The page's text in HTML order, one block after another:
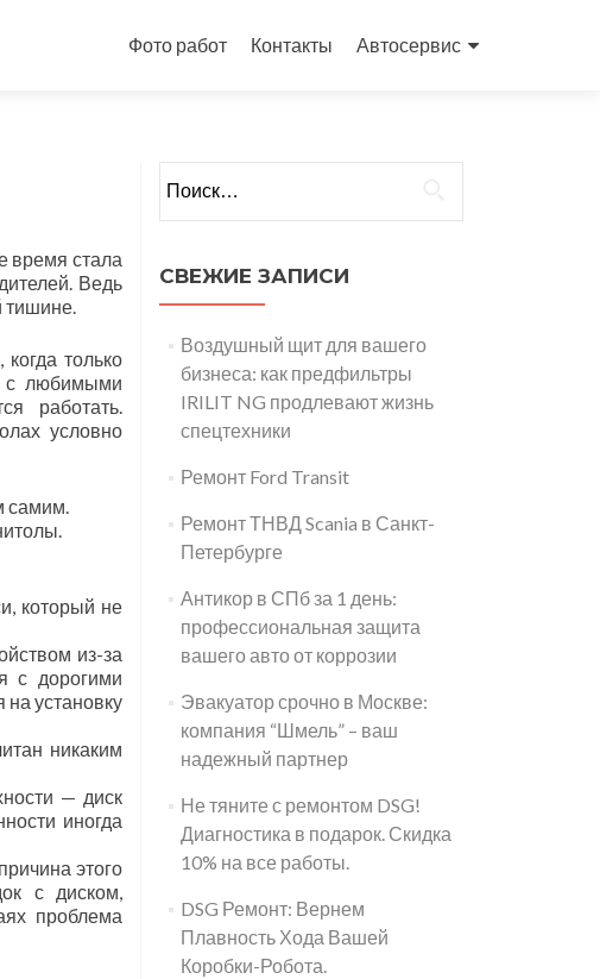
к
Фото работ Контакты Автосервис
время стала
Ведь
тишине.
только
с любимыми
работать.
условно
самим.
который не
из-за
с дорогими
установку
никаким
— диск
иногда
этого
с диском,
проблема
СВЕЖИЕ ЗАПИСИ
Воздушный щит для вашего
бизнеса: как предфильтры
IRILIT NG продлевают жизнь
спецтехники
Ремонт Ford Transit
Ремонт ТНВД Scania в Санкт-
Петербурге
Антикор в СПб за 1 день:
профессиональная защита
вашего авто от коррозии
Эвакуатор срочно в Москве:
компания “Шмель” – ваш
надежный партнер
Не тяните с ремонтом DSG!
Диагностика в подарок. Скидка
10% на все работы.
DSG Ремонт: Вернем
Плавность Хода Вашей
Коробки-Робота.